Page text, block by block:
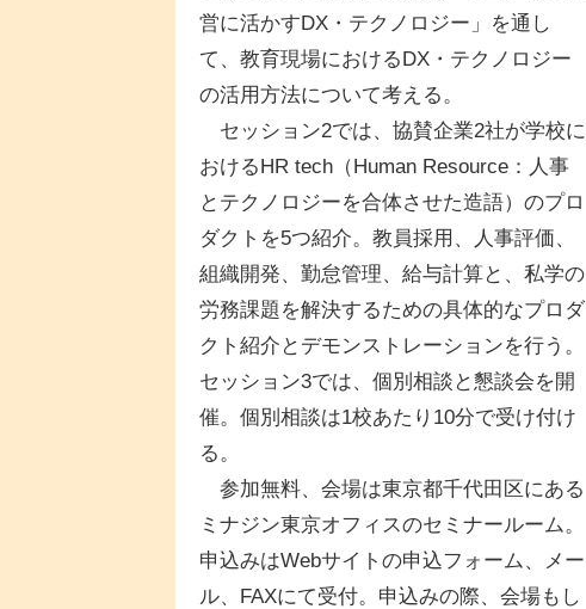
営に活かすDX・テクノロジー」を通し
て、教育現場におけるDX・テクノロジー
の活用方法について考える。
セッション2では、協賛企業2社が学校に
おけるHR tech（Human Resource：人事
とテクノロジーを合体させた造語）のプロ
ダクトを5つ紹介。教員採用、人事評価、
組織開発、勤怠管理、給与計算と、私学の
労務課題を解決するための具体的なプロダ
クト紹介とデモンストレーションを行う。
セッション3では、個別相談と懇談会を開
催。個別相談は1校あたり10分で受け付け
る。
参加無料、会場は東京都千代田区にある
ミナジン東京オフィスのセミナールーム。
申込みはWebサイトの申込フォーム、メー
ル、FAXにて受付。申込みの際、会場もし